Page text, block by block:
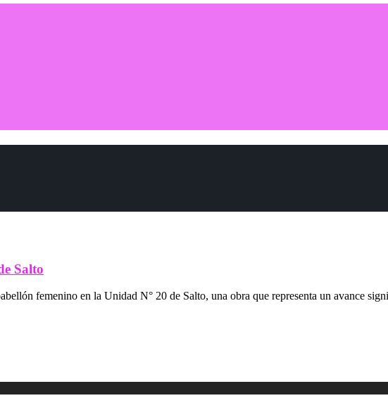
Salto
femenino en la Unidad N° 20 de Salto, una obra que representa un avance